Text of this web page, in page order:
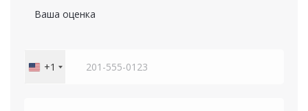
Ваша оценка
United
+1